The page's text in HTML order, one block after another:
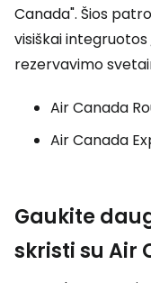
Canada". Šios
visiškai
rezervavimo
Air Canada
Air Canada
Gaukite
skristi su Air